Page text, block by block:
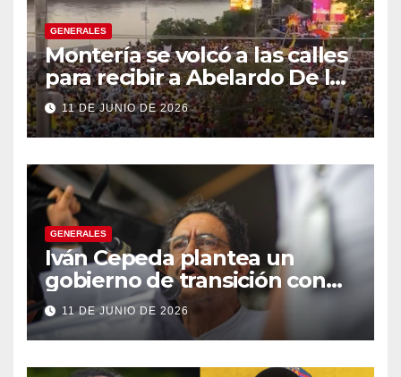
GENERALES
Montería se volcó a las calles
para recibir a Abelardo De la
Espriella
11 DE JUNIO DE 2026
GENERALES
Iván Cepeda plantea un
gobierno de transición con
énfasis en el empalme
institucional y una eventual
constituyente
11 DE JUNIO DE 2026